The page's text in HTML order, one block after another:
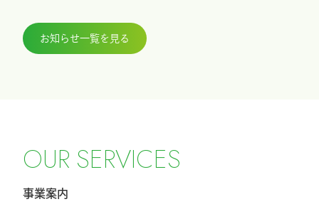
2026.3.27
せ
2026.2.20
お知らせ一覧を見る
OUR SERVICES
事業案内